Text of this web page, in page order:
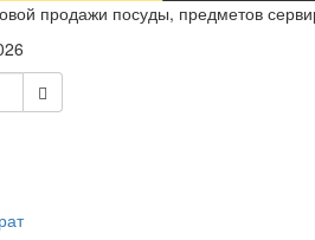
продажи посуды, предметов